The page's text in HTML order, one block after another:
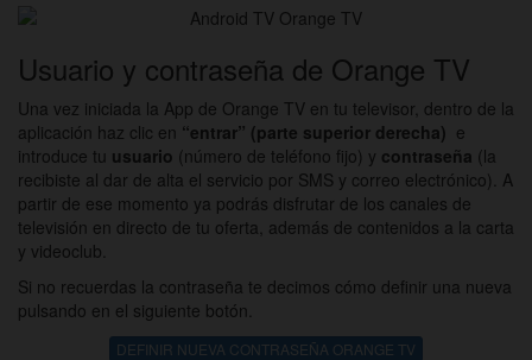
Usuario y contraseña de Orange TV
Una vez iniciada la App de Orange TV en tu televisor, dentro de la
aplicación haz clic en “entrar” (parte superior derecha) e
introduce tu usuario (número de teléfono fijo) y contraseña (la
recibiste al dar de alta el servicio por SMS y correo electrónico). A
partir de ese momento ya podrás disfrutar de los canales de
televisión en directo de tu oferta, además de contenidos a la carta
y videoclub.
Si no recuerdas la contraseña te decimos cómo definir una nueva
pulsando en el siguiente botón.
DEFINIR NUEVA CONTRASEÑA ORANGE TV